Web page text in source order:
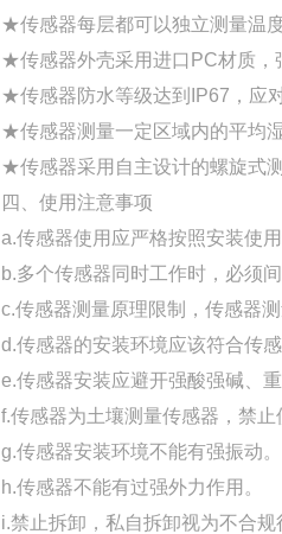
★传感器每层都可以独立测量温
★传感器外壳采用进口PC材质，
★传感器防水等级达到IP67，应
★传感器测量一定区域内的平均
★传感器采用自主设计的螺旋式
四、使用注意事项
a.传感器使用应严格按照安装使用
b.多个传感器同时工作时，必须
c.传感器测量原理限制，传感器
d.传感器的安装环境应该符合传
e.传感器安装应避开强酸强碱、
f.传感器为土壤测量传感器，禁止
g.传感器安装环境不能有强振动。
h.传感器不能有过强外力作用。
i.禁止拆卸，私自拆卸视为不合规